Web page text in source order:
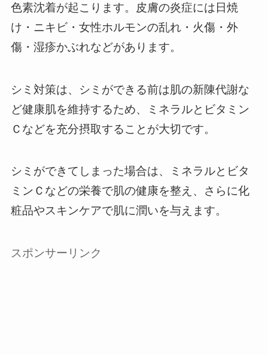
色素沈着が起こります。皮膚の炎症には日焼
け・ニキビ・女性ホルモンの乱れ・火傷・外
傷・湿疹かぶれなどがあります。
シミ対策は、シミができる前は肌の新陳代謝な
ど健康肌を維持するため、ミネラルとビタミン
Ｃなどを充分摂取することが大切です。
シミができてしまった場合は、ミネラルとビタ
ミンＣなどの栄養で肌の健康を整え、さらに化
粧品やスキンケアで肌に潤いを与えます。
スポンサーリンク